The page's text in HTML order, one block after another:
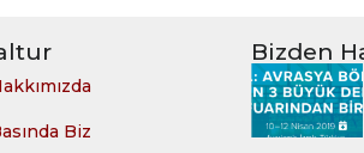
Biz
Bizden